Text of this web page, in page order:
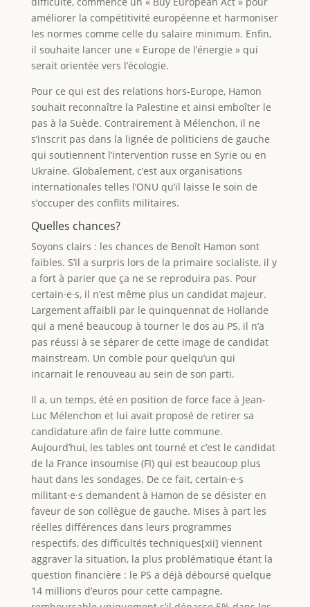
améliorer la compétitivité européenne et harmoniser
les normes comme celle du salaire minimum. Enfin,
il souhaite lancer une « Europe de l’énergie » qui
serait orientée vers l’écologie.
Pour ce qui est des relations hors-Europe, Hamon
souhait reconnaître la Palestine et ainsi emboîter le
pas à la Suède. Contrairement à Mélenchon, il ne
s’inscrit pas dans la lignée de politiciens de gauche
qui soutiennent l’intervention russe en Syrie ou en
Ukraine. Globalement, c’est aux organisations
internationales telles l’ONU qu’il laisse le soin de
s’occuper des conflits militaires.
Quelles chances?
Soyons clairs : les chances de Benoît Hamon sont
faibles. S’il a surpris lors de la primaire socialiste, il y
a fort à parier que ça ne se reproduira pas. Pour
certain·e·s, il n’est même plus un candidat majeur.
Largement affaibli par le quinquennat de Hollande
qui a mené beaucoup à tourner le dos au PS, il n’a
pas réussi à se séparer de cette image de candidat
mainstream. Un comble pour quelqu’un qui
incarnait le renouveau au sein de son parti.
Il a, un temps, été en position de force face à Jean-
Luc Mélenchon et lui avait proposé de retirer sa
candidature afin de faire lutte commune.
Aujourd’hui, les tables ont tourné et c’est le candidat
de la France insoumise (FI) qui est beaucoup plus
haut dans les sondages. De ce fait, certain·e·s
militant·e·s demandent à Hamon de se désister en
faveur de son collègue de gauche. Mises à part les
réelles différences dans leurs programmes
respectifs, des difficultés techniques[xii] viennent
aggraver la situation, la plus problématique étant la
question financière : le PS a déjà déboursé quelque
14 millions d’euros pour cette campagne,